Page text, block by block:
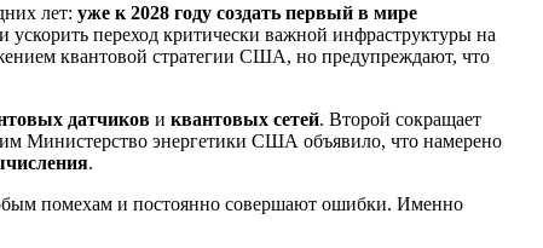
лет: уже к 2028 году создать первый в мире
переход критически важной инфраструктуры на
квантовой стратегии США, но предупреждают, что
датчиков и квантовых сетей. Второй сокращает
Министерство энергетики США объявило, что намерено
.
помехам и постоянно совершают ошибки. Именно